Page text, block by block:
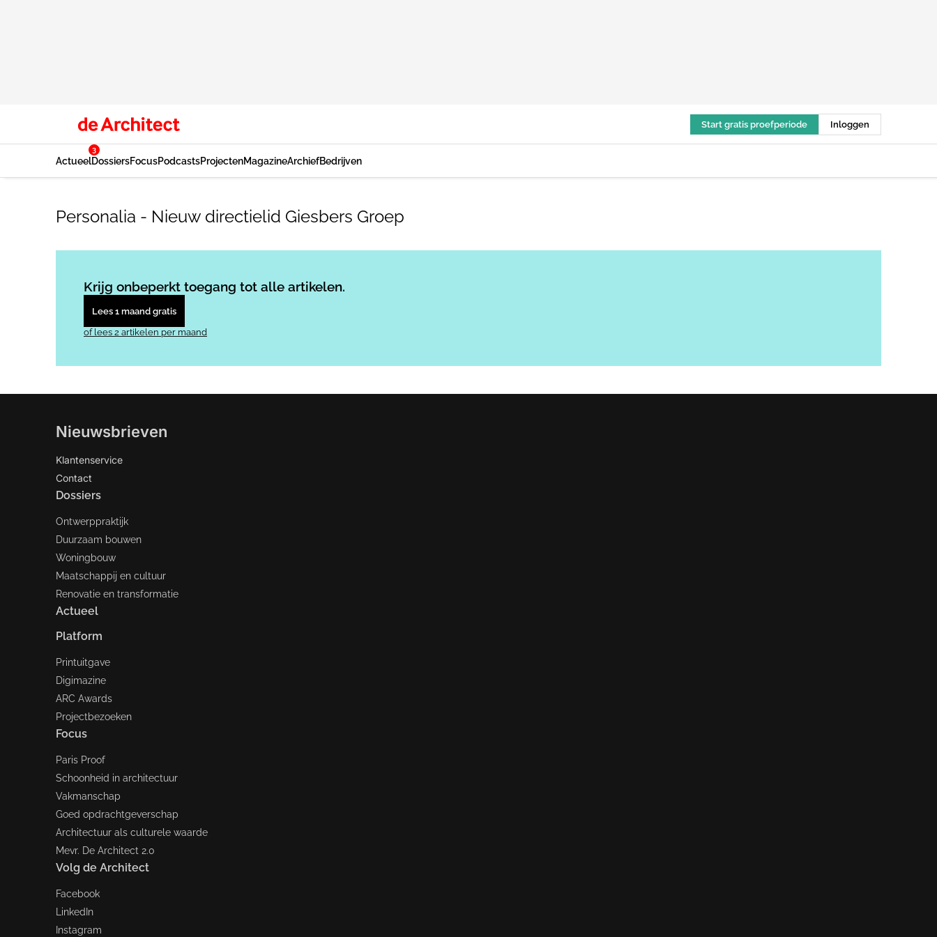
Start gratis proefperiode Inloggen
Actueel
3
DossiersFocusPodcastsProjectenMagazineArchiefBedrijven
Personalia - Nieuw directielid Giesbers Groep
Krijg onbeperkt toegang tot alle artikelen.
Lees 1 maand gratis
of lees 2 artikelen per maand
Nieuwsbrieven
Klantenservice
Contact
Dossiers
Ontwerppraktijk
Duurzaam bouwen
Woningbouw
Maatschappij en cultuur
Renovatie en transformatie
Actueel
Platform
Printuitgave
Digimazine
ARC Awards
Projectbezoeken
Focus
Paris Proof
Schoonheid in architectuur
Vakmanschap
Goed opdrachtgeverschap
Architectuur als culturele waarde
Mevr. De Architect 2.0
Volg de Architect
Facebook
LinkedIn
Instagram